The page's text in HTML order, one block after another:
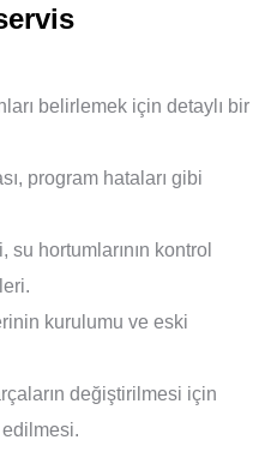
belirlemek için detaylı bir
program hataları gibi
hortumlarının kontrol
kurulumu ve eski
değiştirilmesi için